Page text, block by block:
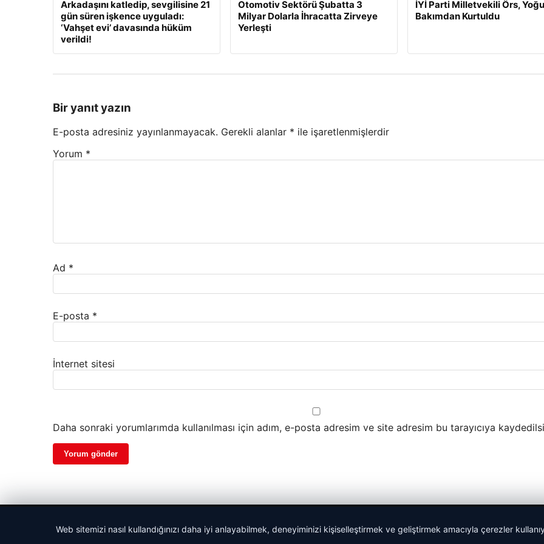
Arkadaşını katledip, sevgilisine 21
gün süren işkence uyguladı:
‘Vahşet evi’ davasında hüküm
verildi!
Otomotiv Sektörü Şubatta 3
Milyar Dolarla İhracatta Zirveye
Yerleşti
İYİ Parti Milletvekili Örs,
Bakımdan Kurtuldu
Bir yanıt yazın
E-posta adresiniz yayınlanmayacak. Gerekli alanlar * ile işaretlenmişlerdir
Yorum *
Ad *
E-posta *
İnternet sitesi
Daha sonraki yorumlarımda kullanılması için adım, e-posta adresim ve site adresim bu tarayıcıya
Web sitemizi nasıl kullandığınızı daha iyi anlayabilmek, deneyiminizi kişiselleştirmek ve geliştirmek amacıyla çerezler